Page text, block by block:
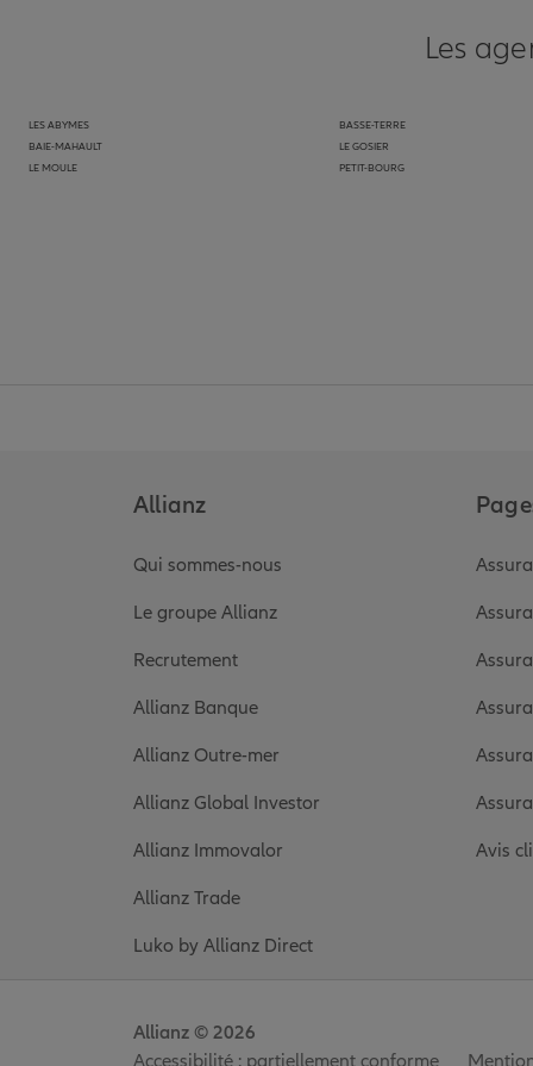
Les
LES ABYMES
BAIE-MAHAULT
LE MOULE
BASSE-TERRE
LE GOSIER
PETIT-BOURG
Allianz
Qui sommes-nous
Le groupe Allianz
Recrutement
Allianz Banque
Allianz Outre-mer
Allianz Global Investor
Allianz Immovalor
Allianz Trade
Luko by Allianz Direct
Avis
Allianz © 2026